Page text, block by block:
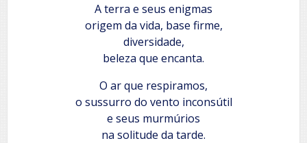
A terra e seus enigmas
origem da vida, base firme,
diversidade,
beleza que encanta.
O ar que respiramos,
o sussurro do vento inconsútil
e seus murmúrios
na solitude da tarde.